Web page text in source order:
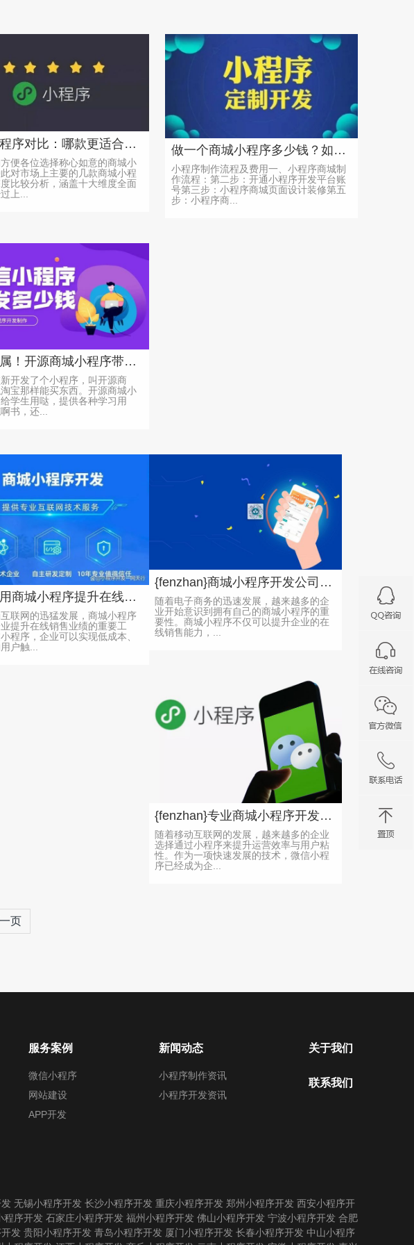
商城小程序对比：哪款更适合你？
便各位选择称心如意的商城小
对市场上主要的几款商城小程
比较分析，涵盖十大维度全面
上...
做一个商城小程序多少钱？如何制作流程及费用
小程序制作流程及费用一、小程序商城制
作流程：第二步：开通小程序开发平台账
号第三步：小程序商城页面设计装修第五
步：小程序商...
新生专属！开源商城小程序带你买遍校园好货
开发了个小程序，叫开源商
宝那样能买东西。开源商城小
学生用哒，提供各种学习用
书，还...
如何利用商城小程序提升在线销售业绩
联网的迅猛发展，商城小程序
提升在线销售业绩的重要工
程序，企业可以实现低成本、
户触...
{fenzhan}商城小程序开发公司的重要性与需求
随着电子商务的迅速发展，越来越多的企
业开始意识到拥有自己的商城小程序的重
要性。商城小程序不仅可以提升企业的在
线销售能力，...
{fenzhan}专业商城小程序开发公司，提升运营效率与用户粘性
随着移动互联网的发展，越来越多的企业
选择通过小程序来提升运营效率与用户粘
性。作为一项快速发展的技术，微信小程
序已经成为企...
页
服务案例
微信小程序
网站建设
APP开发
新闻动态
小程序制作资讯
小程序开发资讯
关于我们
联系我们
无锡小程序开发 长沙小程序开发 重庆小程序开发 郑州小程序开发 西安小程序开
程序开发 石家庄小程序开发 福州小程序开发 佛山小程序开发 宁波小程序开发 合肥
发 贵阳小程序开发 青岛小程序开发 厦门小程序开发 长春小程序开发 中山小程序